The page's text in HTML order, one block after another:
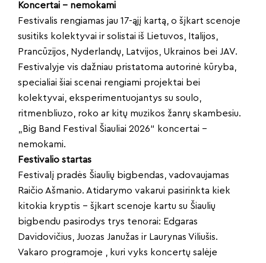
Koncertai – nemokami
Festivalis rengiamas jau 17-ąjį kartą, o šįkart scenoje
susitiks kolektyvai ir solistai iš Lietuvos, Italijos,
Prancūzijos, Nyderlandų, Latvijos, Ukrainos bei JAV.
Festivalyje vis dažniau pristatoma autorinė kūryba,
specialiai šiai scenai rengiami projektai bei
kolektyvai, eksperimentuojantys su soulo,
ritmenbliuzo, roko ar kitų muzikos žanrų skambesiu.
„Big Band Festival Šiauliai 2026“ koncertai –
nemokami.
Festivalio startas
Festivalį pradės Šiaulių bigbendas, vadovaujamas
Raičio Ašmanio. Atidarymo vakarui pasirinkta kiek
kitokia kryptis – šįkart scenoje kartu su Šiaulių
bigbendu pasirodys trys tenorai: Edgaras
Davidovičius, Juozas Janužas ir Laurynas Viliušis.
Vakaro programoje , kuri vyks koncertų salėje